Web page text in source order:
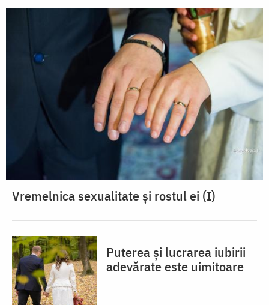
Vremelnica sexualitate și rostul ei (I)
Puterea și lucrarea iubirii
adevărate este uimitoare